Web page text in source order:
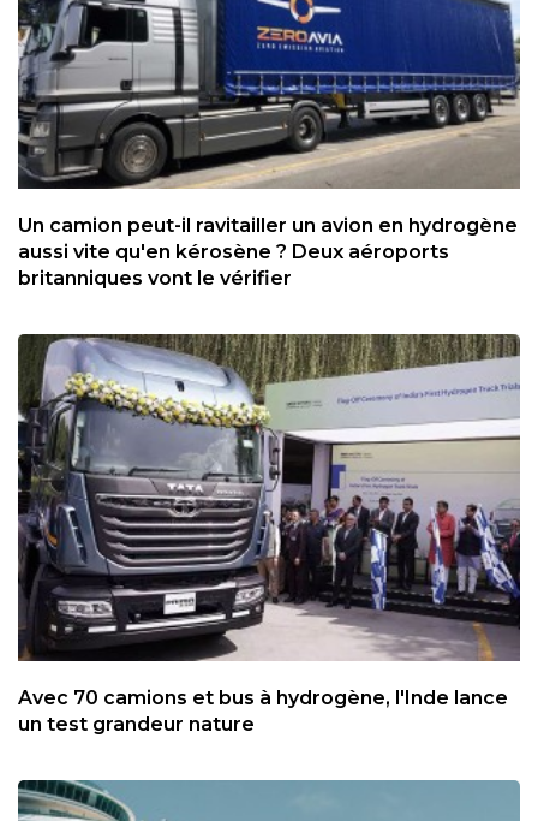
Un camion peut-il ravitailler un avion en hydrogène
aussi vite qu'en kérosène ? Deux aéroports
britanniques vont le vérifier
Avec 70 camions et bus à hydrogène, l'Inde lance
un test grandeur nature